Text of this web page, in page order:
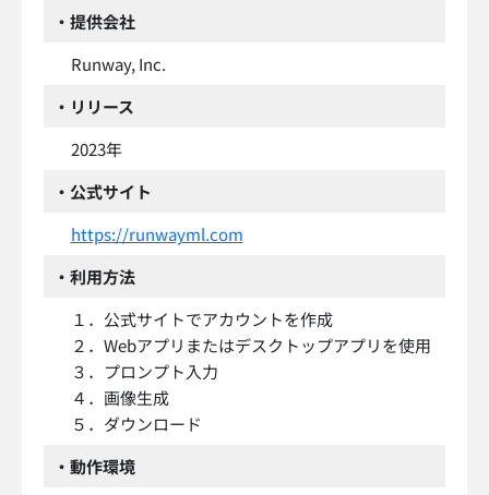
・提供会社
Runway, Inc.
・リリース
2023年
・公式サイト
https://runwayml.com
・利用方法
１．公式サイトでアカウントを作成
２．Webアプリまたはデスクトップアプリを使用
３．プロンプト入力
４．画像生成
５．ダウンロード
・動作環境